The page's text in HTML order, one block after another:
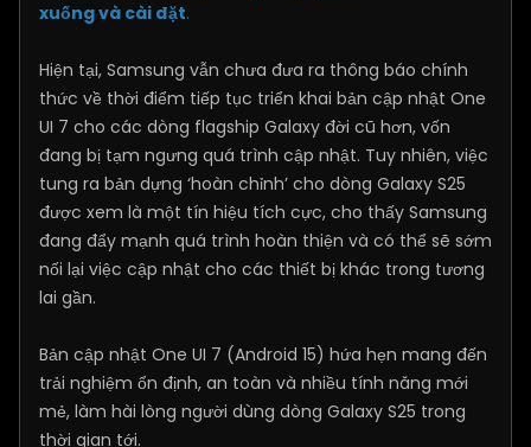
xuống và cài đặt.
Hiện tại, Samsung vẫn chưa đưa ra thông báo chính
thức về thời điểm tiếp tục triển khai bản cập nhật One
UI 7 cho các dòng flagship Galaxy đời cũ hơn, vốn
đang bị tạm ngưng quá trình cập nhật. Tuy nhiên, việc
tung ra bản dựng ‘hoàn chỉnh’ cho dòng Galaxy S25
được xem là một tín hiệu tích cực, cho thấy Samsung
đang đẩy mạnh quá trình hoàn thiện và có thể sẽ sớm
nối lại việc cập nhật cho các thiết bị khác trong tương
lai gần.
Bản cập nhật One UI 7 (Android 15) hứa hẹn mang đến
trải nghiệm ổn định, an toàn và nhiều tính năng mới
mẻ, làm hài lòng người dùng dòng Galaxy S25 trong
thời gian tới.